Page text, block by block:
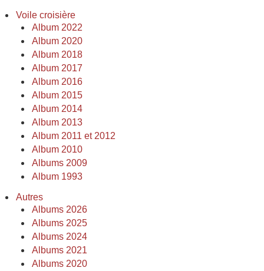
Voile croisière
Album 2022
Album 2020
Album 2018
Album 2017
Album 2016
Album 2015
Album 2014
Album 2013
Album 2011 et 2012
Album 2010
Albums 2009
Album 1993
Autres
Albums 2026
Albums 2025
Albums 2024
Albums 2021
Albums 2020